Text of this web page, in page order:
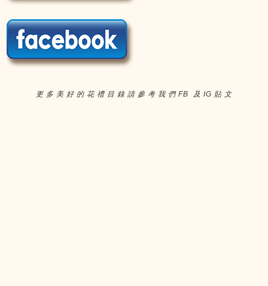
更 多 美 好 的 花 禮 目 錄 請 參 考 我 們 FB 及 IG 貼 文